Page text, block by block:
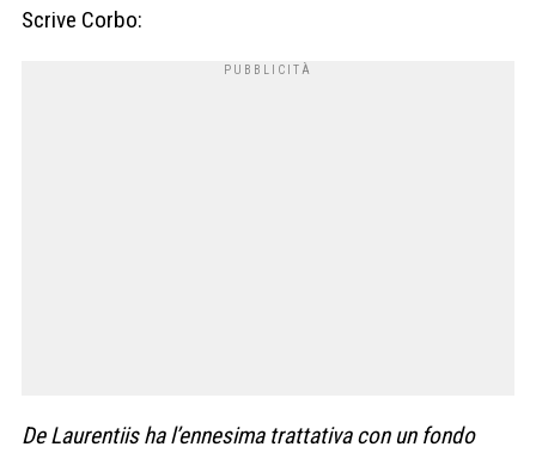
Scrive Corbo:
De Laurentiis ha l’ennesima trattativa con un fondo